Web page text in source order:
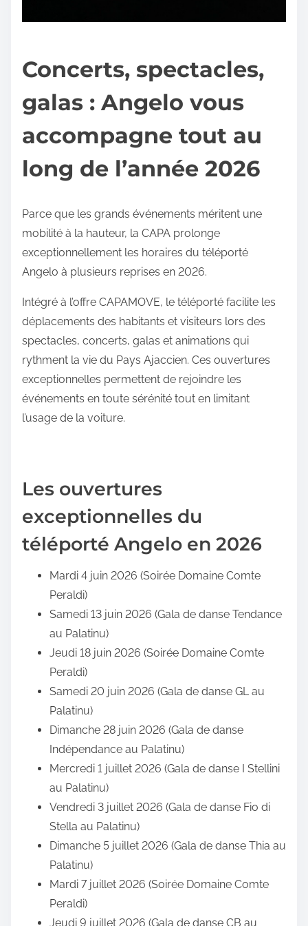
Concerts, spectacles,
galas : Angelo vous
accompagne tout au
long de l’année 2026
Parce que les grands événements méritent une
mobilité à la hauteur, la CAPA prolonge
exceptionnellement les horaires du téléporté
Angelo à plusieurs reprises en 2026.
Intégré à l’offre CAPAMOVE, le téléporté facilite les
déplacements des habitants et visiteurs lors des
spectacles, concerts, galas et animations qui
rythment la vie du Pays Ajaccien. Ces ouvertures
exceptionnelles permettent de rejoindre les
événements en toute sérénité tout en limitant
l’usage de la voiture.
Les ouvertures
exceptionnelles du
téléporté Angelo en 2026
Mardi 4 juin 2026 (Soirée Domaine Comte
Peraldi)
Samedi 13 juin 2026 (Gala de danse Tendance
au Palatinu)
Jeudi 18 juin 2026 (Soirée Domaine Comte
Peraldi)
Samedi 20 juin 2026 (Gala de danse GL au
Palatinu)
Dimanche 28 juin 2026 (Gala de danse
Indépendance au Palatinu)
Mercredi 1 juillet 2026 (Gala de danse I Stellini
au Palatinu)
Vendredi 3 juillet 2026 (Gala de danse Fio di
Stella au Palatinu)
Dimanche 5 juillet 2026 (Gala de danse Thia au
Palatinu)
Mardi 7 juillet 2026 (Soirée Domaine Comte
Peraldi)
Jeudi 9 juillet 2026 (Gala de danse CB au